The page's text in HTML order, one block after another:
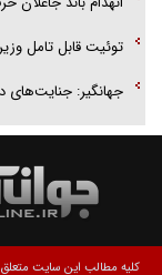
توئیت قابل تامل
جهانگیر:
کلیه مطالب این سایت